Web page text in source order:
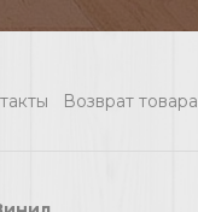
Возврат товара